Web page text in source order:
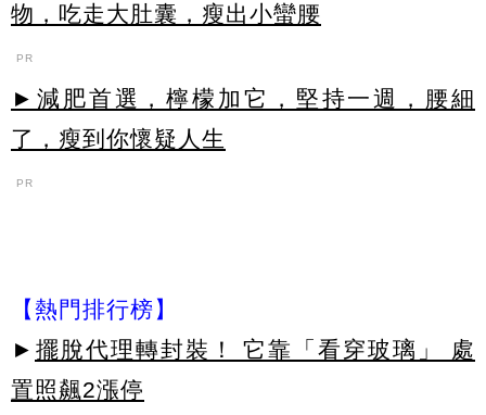
物，吃走大肚囊，瘦出小蠻腰
PR
►減肥首選，檸檬加它，堅持一週，腰細
了，瘦到你懷疑人生
PR
【熱門排行榜】
► 擺脫代理轉封裝！ 它靠「看穿玻璃」 處
置照飆2漲停